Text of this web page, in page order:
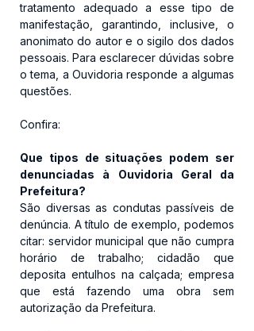
tratamento adequado a esse tipo de
manifestação, garantindo, inclusive, o
anonimato do autor e o sigilo dos dados
pessoais. Para esclarecer dúvidas sobre
o tema, a Ouvidoria responde a algumas
questões.
Confira:
Que tipos de situações podem ser
denunciadas à Ouvidoria Geral da
Prefeitura?
São diversas as condutas passíveis de
denúncia. A título de exemplo, podemos
citar: servidor municipal que não cumpra
horário de trabalho; cidadão que
deposita entulhos na calçada; empresa
que está fazendo uma obra sem
autorização da Prefeitura.